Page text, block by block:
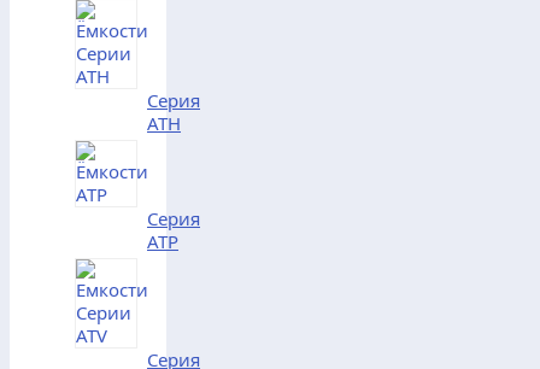
Серия
АТH
Серия
АТP
Серия